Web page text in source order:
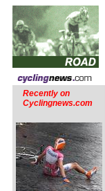
Recently on
Cyclingnews.com